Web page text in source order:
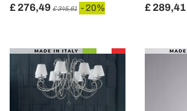
£ 276,49 £ 345,61 - 20% £ 289,41